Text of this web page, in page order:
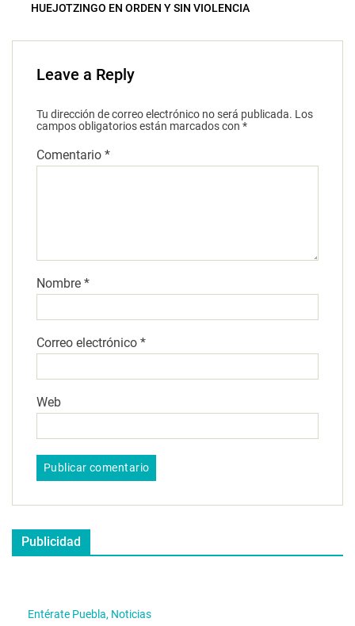
HUEJOTZINGO EN ORDEN Y SIN VIOLENCIA
Leave a Reply
Tu dirección de correo electrónico no será publicada. Los
campos obligatorios están marcados con *
Comentario *
Nombre *
Correo electrónico *
Web
Publicidad
Entérate Puebla, Noticias